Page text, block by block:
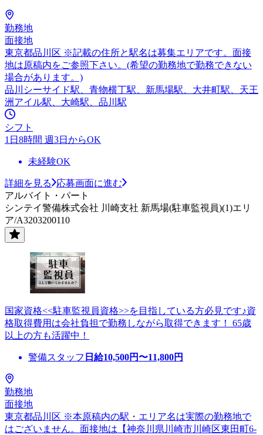
勤務地
面接地
東京都品川区 ※記載の住所と駅名は募集エリアです。面接
地は原稿内をご参照下さい。(希望の勤務地で勤務できない
場合があります。)
品川シーサイド駅、青物横丁駅、新馬場駅、大井町駅、天王
洲アイル駅、大崎駅、品川駅
シフト
1日8時間 週3日からOK
未経験OK
詳細を見る
応募画面に進む
アルバイト・パート
シンテイ警備株式会社 川崎支社 新馬場(駐車監視員)(1)エリ
ア/A3203200110
国家資格<<駐車監視員資格>>を目指している方必見です♪資
格取得費用は会社負担で勤務しながら取得できます！ 65歳
以上の方も活躍中！
警備スタッフ 日給10,500円〜11,800円
勤務地
面接地
東京都品川区 ※本原稿内の駅・エリア名は実際の勤務地で
はございません。面接地は【神奈川県川崎市川崎区東田町6-